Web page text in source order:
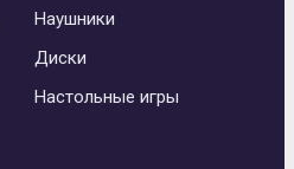
Наушники
Диски
Настольные игры